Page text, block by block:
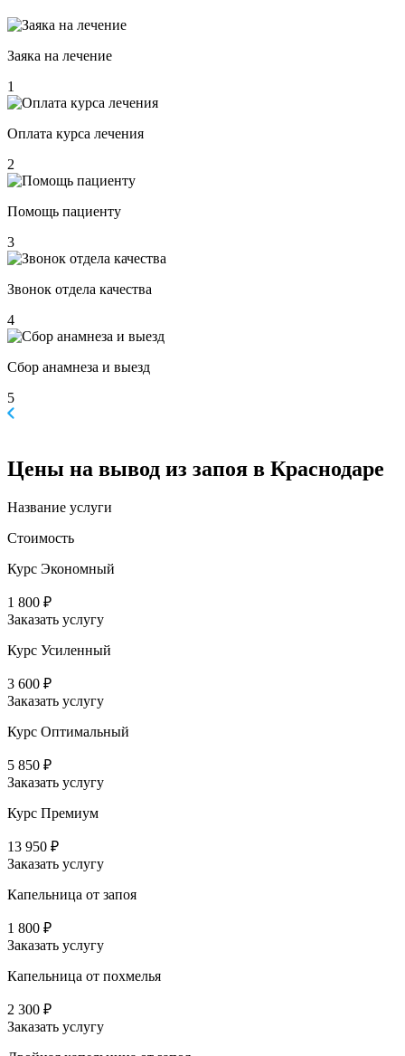
Заяка на лечение
1
Оплата курса лечения
2
Помощь пациенту
3
Звонок отдела качества
4
Сбор анамнеза и выезд
5
Цены на вывод из запоя в Краснодаре
Название услуги
Стоимость
Курс Экономный
1 800 ₽
Заказать услугу
Курс Усиленный
3 600 ₽
Заказать услугу
Курс Оптимальный
5 850 ₽
Заказать услугу
Курс Премиум
13 950 ₽
Заказать услугу
Капельница от запоя
1 800 ₽
Заказать услугу
Капельница от похмелья
2 300 ₽
Заказать услугу